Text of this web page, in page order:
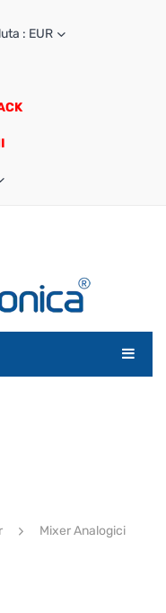
: EUR
Mixer Analogici